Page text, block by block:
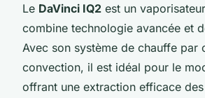
Le DaVinci IQ2 est un
combine technologie avancée et
Avec son système de chauffe par
convection, il est idéal pour le
offrant une extraction efficace